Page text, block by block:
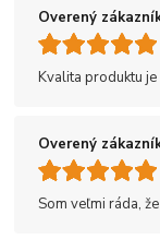
Overený
Kvalita produktu je
Overený
Som veľmi ráda,